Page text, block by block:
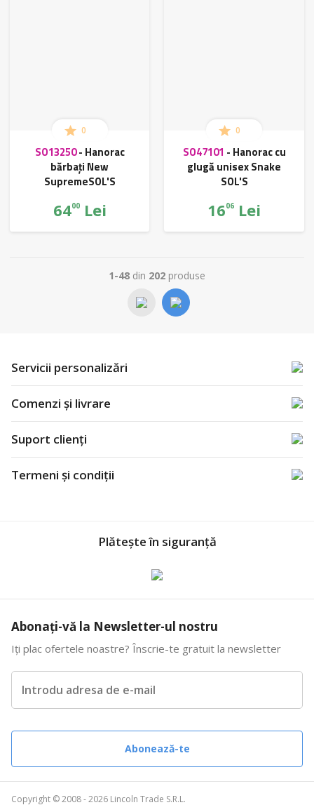
0
SO13250- Hanorac
bărbați New
SupremeSOL'S
6400Lei
0
SO47101 - Hanorac cu
glugă unisex Snake
SOL'S
1606 Lei
1-48din 202produse
Servicii personalizări
Comenzi și livrare
Suport clienți
Termeni și condiții
Plătește în siguranță
Abonați-vă la Newsletter-ul nostru
Iți plac ofertele noastre? Înscrie-te gratuit la newsletter
Introdu adresa de e-mail
Abonează-te
Copyright © 2008 - 2026 Lincoln Trade S.R.L.